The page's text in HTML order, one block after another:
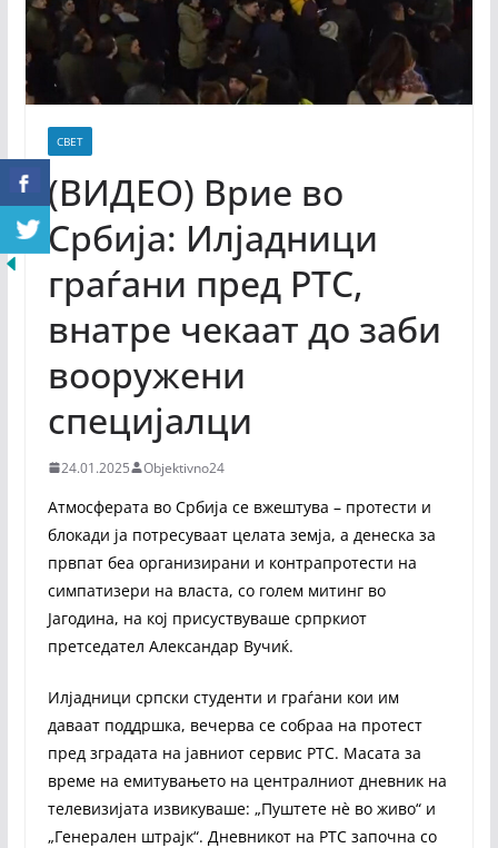
СВЕТ
(ВИДЕО) Врие во
Србија: Илјадници
граѓани пред РТС,
внатре чекаат до заби
вооружени
специјалци
24.01.2025 Objektivno24
Атмосферата во Србија се вжештува – протести и
блокади ја потресуваат целата земја, а денеска за
првпат беа организирани и контрапротести на
симпатизери на власта, со голем митинг во
Јагодина, на кој присуствуваше српркиот
претседател Александар Вучиќ.
Илјадници српски студенти и граѓани кои им
даваат поддршка, вечерва се собраа на протест
пред зградата на јавниот сервис РТС. Масата за
време на емитувањето на централниот дневник на
телевизијата извикуваше: „Пуштете нè во живо“ и
„Генерален штрајк“. Дневникот на РТС започна со